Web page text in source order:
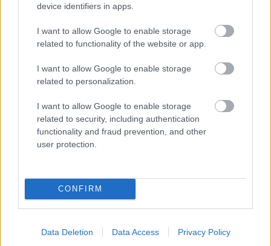
device identifiers in apps.
I want to allow Google to enable storage
related to functionality of the website or app.
I want to allow Google to enable storage
related to personalization.
I want to allow Google to enable storage
related to security, including authentication
functionality and fraud prevention, and other
user protection.
CONFIRM
Data Deletion Data Access Privacy Policy